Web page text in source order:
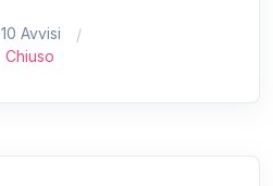
10 Avvisi
Chiuso